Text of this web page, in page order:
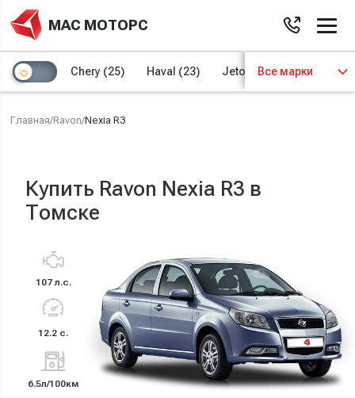
МАС МОТОРС
Chery (25) Haval (23) Jetour (8) Kaiyi (4)
Все марки
Главная/Ravon/Nexia R3
Купить Ravon Nexia R3 в
Томске
107 л.с.
12.2 с.
6.5л/100км